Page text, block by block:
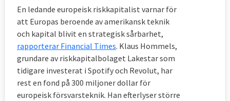
En ledande europeisk riskkapitalist varnar för
att Europas beroende av amerikansk teknik
och kapital blivit en strategisk sårbarhet,
rapporterar Financial Times. Klaus Hommels,
grundare av riskkapitalbolaget Lakestar som
tidigare investerat i Spotify och Revolut, har
rest en fond på 300 miljoner dollar för
europeisk försvarsteknik. Han efterlyser större